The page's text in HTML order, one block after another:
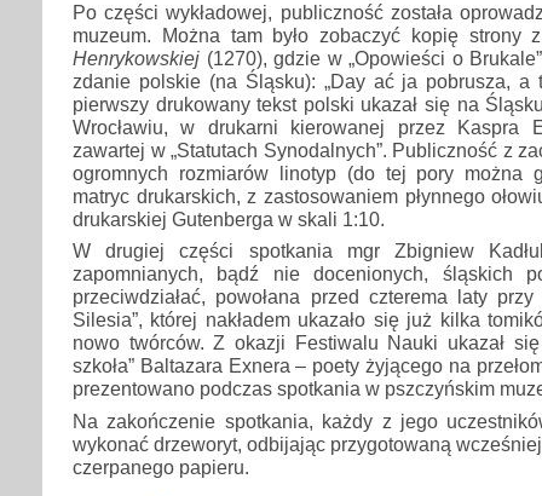
Po części wykładowej, publiczność została
muzeum. Można tam było zobaczyć kopię strony
Henrykowskiej (1270), gdzie w „Opowieści o
zdanie polskie (na Śląsku): „Day ać ja pobrusza, a
pierwszy drukowany tekst polski ukazał się na
Wrocławiu, w drukarni kierowanej przez Kaspra
zawartej w „Statutach Synodalnych”. Publiczność z
ogromnych rozmiarów linotyp (do tej pory można
matryc drukarskich, z zastosowaniem płynnego
drukarskiej Gutenberga w skali 1:10.
W drugiej części spotkania mgr Zbigniew
zapomnianych, bądź nie docenionych, śląskich
przeciwdziałać, powołana przed czterema laty
Silesia”, której nakładem ukazało się już kilka
nowo twórców. Z okazji Festiwalu Nauki ukazał
szkoła” Baltazara Exnera – poety żyjącego na
prezentowano podczas spotkania w pszczyńskim
Na zakończenie spotkania, każdy z jego
wykonać drzeworyt, odbijając przygotowaną
czerpanego papieru.